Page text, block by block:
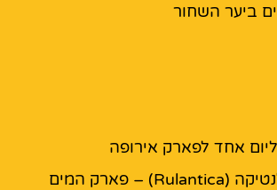
ביער השחור
אחד לפארק אירופה
כרטיסים לרולנטיקה (Rulantica) – פארק המים